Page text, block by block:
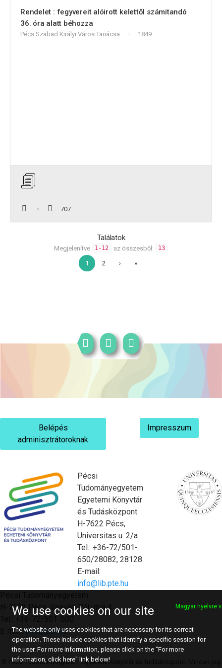
Rendelet : fegyvereit alóirott kelettől számitandó
36. óra alatt béhozza
Pécs Szabad Királyi Város Tanácsa 1849
707
Találatok
Megjelenítve 1-12 az összesből: 13
1 2 › »
Belépés
adminisztrátoroknak
Impresszum
Pécsi
Tudományegyetem
Egyetemi Könyvtár
és Tudásközpont
H-7622 Pécs,
Universitas u. 2/a
Tel.: +36-72/501-
650/28082, 28128
E-mail:
info@lib.pte.hu
H-7622 Pécs, Vasvári Pál utca 4.
E-mail:info@pte.hu
© Pécsi Tudományegyetem Egyetemi Könyvtár és Tudásközpont. Minden jog
We use cookies on our site Magyar nyelvre
The website only uses cookies that are necessary for its correct
operation. These include cookies that identify a specific session for
the user. For more information, please click on the "For more
information, click here" link below!